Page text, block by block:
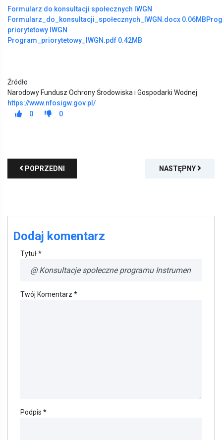
Formularz do konsultacji społecznych IWGN
Formularz_do_konsultacji_społecznych_IWGN.docx 0.06MB
priorytetowy IWGN
Program_priorytetowy_IWGN.pdf 0.42MB
Źródło
Narodowy Fundusz Ochrony Środowiska i Gospodarki Wodnej
https://www.nfosigw.gov.pl/
0
0
POPRZEDNI NASTĘPNY
Dodaj komentarz
Tytuł *
Twój Komentarz *
Podpis *